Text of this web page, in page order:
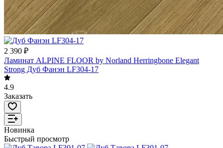
2 390 ₽
Ламинат ALPINE FLOOR by Norland Herringbone Elegant
Strong Дуб Фанэн LF304-17
4.9
Заказать
Новинка
Быстрый просмотр